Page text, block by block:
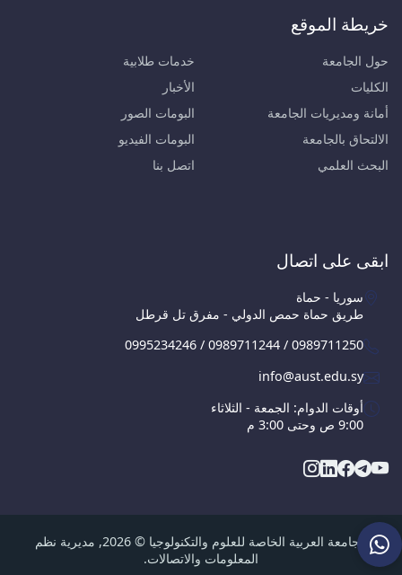
خريطة الموقع
حول الجامعة
الكليات
أمانة ومديريات الجامعة
الالتحاق بالجامعة
البحث العلمي
خدمات طلابية
الأخبار
البومات الصور
البومات الفيديو
اتصل بنا
ابقى على اتصال
سوريا - حماة
طريق حماة حمص الدولي - مفرق تل قرطل
0995234246 / 0989711244 / 0989711250
info@aust.edu.sy
أوقات الدوام: الجمعة - الثلاثاء
9:00 ص وحتى 3:00 م
الجامعة العربية الخاصة للعلوم والتكنولوجيا © 2026, مديرية نظم
المعلومات والاتصالات.